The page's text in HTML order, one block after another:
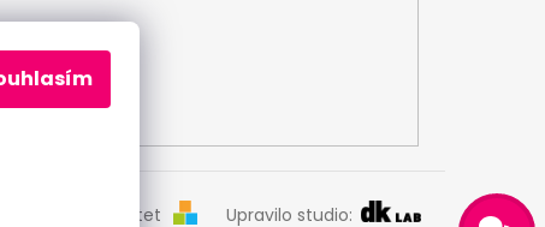
Vytvořil Shoptet Upravilo studio:
Odeslat